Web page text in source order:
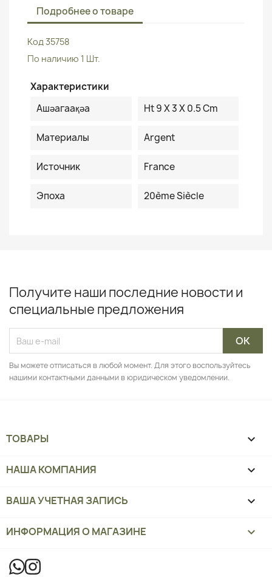
Подробнее о товаре
Код35758
По наличию 1 Шт.
Характеристики
Ашәагаақәа
Ht 9 X 3 X 0.5 Cm
Материалы Argent
Источник France
Эпоха 20ème Siècle
Получите наши последние новости и
специальные предложения
Вы можете отписаться в любой момент. Для этого воспользуйтесь
нашими контактными данными в юридическом уведомлении.
ТОВАРЫ 
НАША КОМПАНИЯ 
ВАША УЧЕТНАЯ ЗАПИСЬ 
ИНФОРМАЦИЯ О МАГАЗИНЕ keyboard_arrow_down